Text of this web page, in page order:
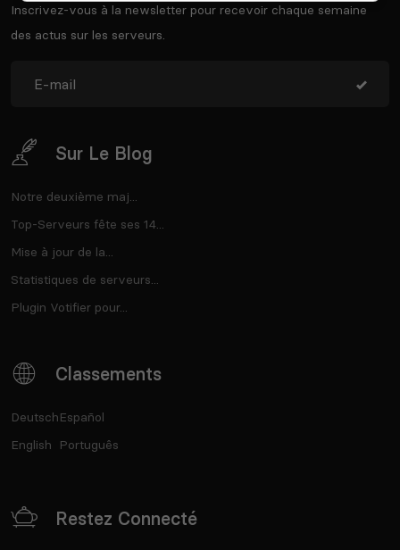
Inscrivez-vous à la newsletter pour recevoir chaque semaine
des actus sur les serveurs.
Sur Le Blog
Notre deuxième maj...
Top-Serveurs fête ses 14...
Mise à jour de la...
Statistiques de serveurs...
Plugin Votifier pour...
Classements
Deutsch
English
Español
Português
Restez Connecté